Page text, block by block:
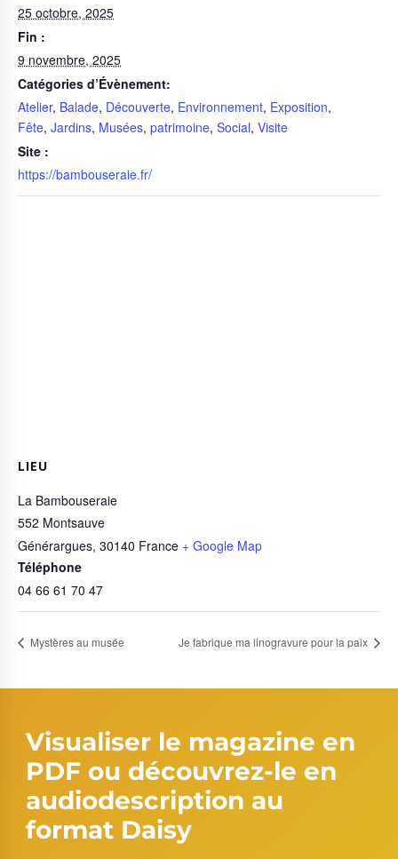
25 octobre, 2025
Fin :
9 novembre, 2025
Catégories d’Évènement:
Atelier, Balade, Découverte, Environnement, Exposition,
Fête, Jardins, Musées, patrimoine, Social, Visite
Site :
https://bambouseraie.fr/
LIEU
La Bambouseraie
552 Montsauve
Générargues, 30140 France + Google Map
Téléphone
04 66 61 70 47
Mystères au musée Je fabrique ma linogravure pour la paix
Visualiser le magazine en
PDF ou découvrez-le en
audiodescription au
format Daisy